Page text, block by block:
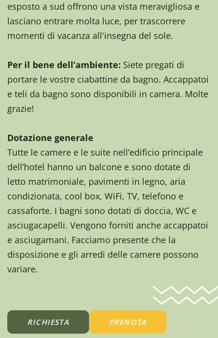
esposto a sud offrono una vista meravigliosa e
lasciano entrare molta luce, per trascorrere
momenti di vacanza all'insegna del sole.
Per il bene dell’ambiente: Siete pregati di
portare le vostre ciabattine da bagno. Accappatoi
e teli da bagno sono disponibili in camera. Molte
grazie!
Dotazione generale
Tutte le camere e le suite nell’edificio principale
dell’hotel hanno un balcone e sono dotate di
letto matrimoniale, pavimenti in legno, aria
condizionata, cool box, WiFi, TV, telefono e
cassaforte. I bagni sono dotati di doccia, WC e
asciugacapelli. Vengono forniti anche accappatoi
e asciugamani. Facciamo presente che la
disposizione e gli arredi delle camere possono
variare.
RICHIESTA PRENOTA